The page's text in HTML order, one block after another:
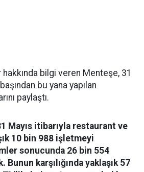
hakkında bilgi veren Menteşe, 31
bu yana yapılan
paylaştı.
Mayıs itibarıyla restaurant ve
10 bin 988 işletmeyi
sonucunda 26 bin 554
Bunun karşılığında yaklaşık 57